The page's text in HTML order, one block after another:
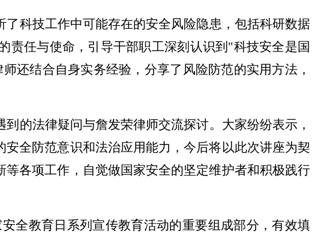
科技工作中可能存在的安全风险隐患，包括科研数据
责任与使命，引导干部职工深刻认识到 "科技安全是国
还结合自身实务经验，分享了风险防范的实用方法，
的法律疑问与詹发荣律师交流探讨。大家纷纷表示，
全防范意识和法治应用能力，今后将以此次讲座为契
各项工作，自觉做国家安全的坚定维护者和积极践行
安全教育日系列宣传教育活动的重要组成部分，有效填